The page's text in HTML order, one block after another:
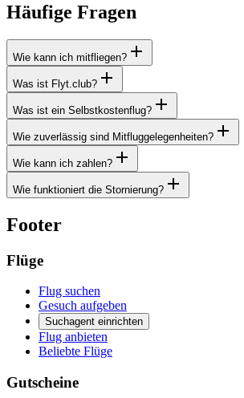
Häufige Fragen
Wie kann ich mitfliegen?
Was ist Flyt.club?
Was ist ein Selbstkostenflug?
Wie zuverlässig sind Mitfluggelegenheiten?
Wie kann ich zahlen?
Wie funktioniert die Stornierung?
Footer
Flüge
Flug suchen
Gesuch aufgeben
Suchagent einrichten
Flug anbieten
Beliebte Flüge
Gutscheine